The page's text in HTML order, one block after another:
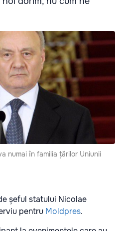
numai în familia țărilor Uniunii
șeful statului Nicolae
pentru Moldpres.